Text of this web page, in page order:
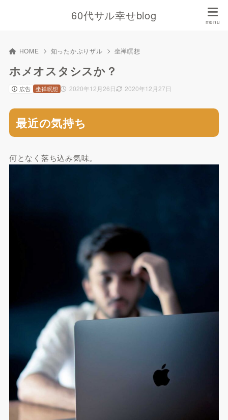
60代サル幸せblog
HOME 知ったかぶりザル 坐禅瞑想
ホメオスタシスか？
広告 2020年12月26日 2020年12月27日
坐禅瞑想
最近の気持ち
何となく落ち込み気味。